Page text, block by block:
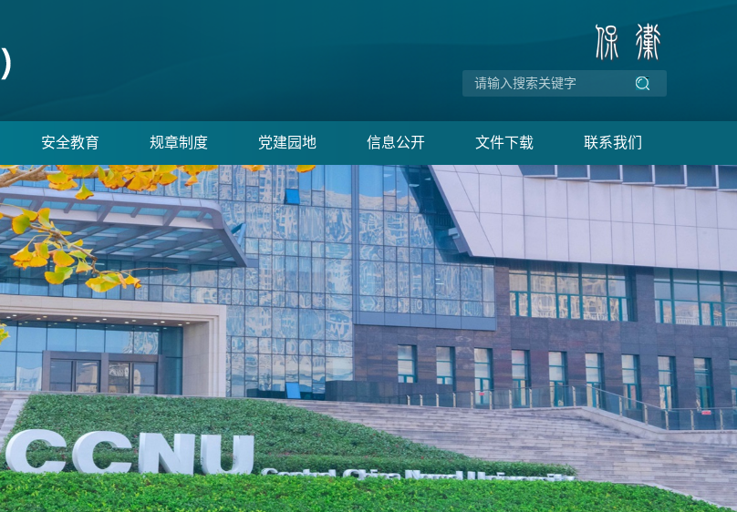
安全教育 规章制度 党建园地 信息公开 文件下载 联系我们